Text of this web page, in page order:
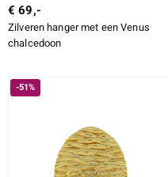
€ 69,-
Zilveren hanger met een Venus
chalcedoon
-51%